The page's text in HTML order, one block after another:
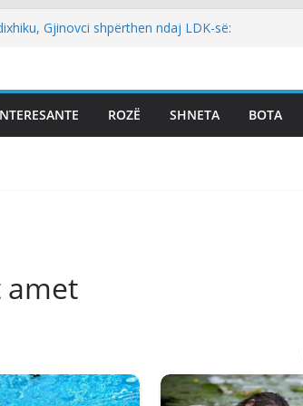
Gjinovci shpërthen ndaj LDK-së:
për LDK’në papritmas
dhe pa rëndësi
ROZË SHNETA BOTA
amet